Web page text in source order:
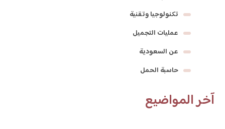
تكنولوجيا وتقنية
عمليات التجميل
عن السعودية
حاسبة الحمل
آخر المواضيع